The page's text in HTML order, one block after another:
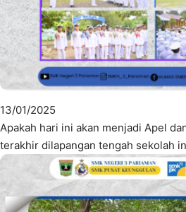
13/01/2025
Apakah hari ini akan menjadi Apel
terakhir dilapangan tengah sekolah